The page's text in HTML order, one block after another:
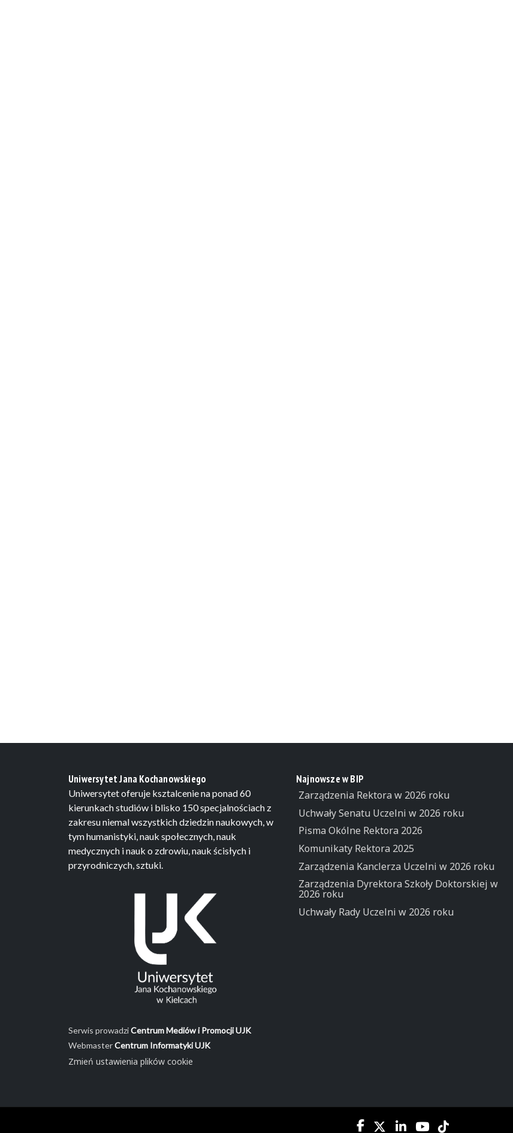
Uniwersytet Jana Kochanowskiego
Uniwersytet oferuje ksztalcenie na ponad 60
kierunkach studiów i blisko 150 specjalnościach z
zakresu niemal wszystkich dziedzin naukowych, w
tym humanistyki, nauk społecznych, nauk
medycznych i nauk o zdrowiu, nauk ścisłych i
przyrodniczych, sztuki.
Serwis prowadziCentrum Mediów i Promocji UJK
WebmasterCentrum Informatyki UJK
Zmień ustawienia plików cookie
Najnowsze w BIP
Zarządzenia Rektora w 2026 roku
Uchwały Senatu Uczelni w 2026 roku
Pisma Okólne Rektora 2026
Komunikaty Rektora 2025
Zarządzenia Kanclerza Uczelni w 2026 roku
Zarządzenia Dyrektora Szkoły Doktorskiej w
2026 roku
Uchwały Rady Uczelni w 2026 roku